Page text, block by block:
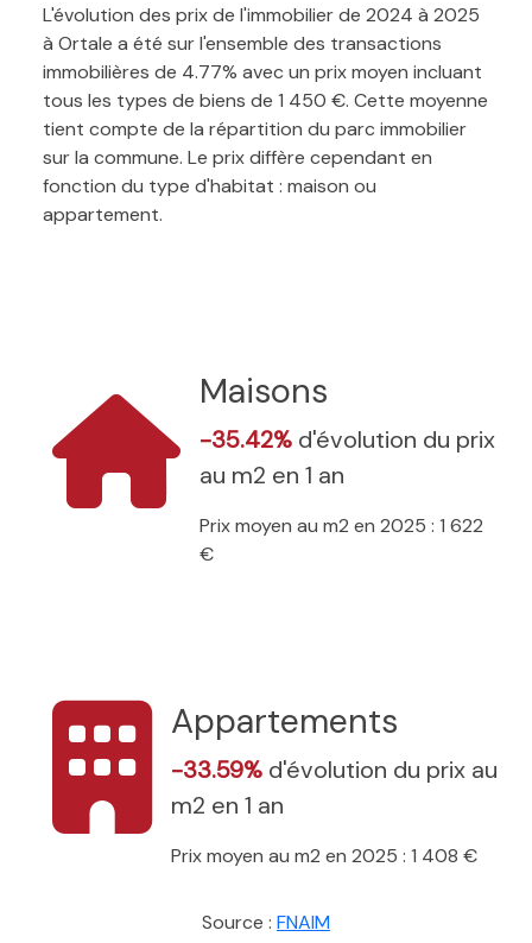
L'évolution des prix de l'immobilier de 2024 à 2025
à Ortale a été sur l'ensemble des transactions
immobilières de 4.77% avec un prix moyen incluant
tous les types de biens de 1 450 €. Cette moyenne
tient compte de la répartition du parc immobilier
sur la commune. Le prix diffère cependant en
fonction du type d'habitat : maison ou
appartement.
Maisons
-35.42% d'évolution du prix
au m2 en 1 an
Prix moyen au m2 en 2025 : 1 622
€
Appartements
-33.59% d'évolution du prix au
m2 en 1 an
Prix moyen au m2 en 2025 : 1 408 €
Source : FNAIM